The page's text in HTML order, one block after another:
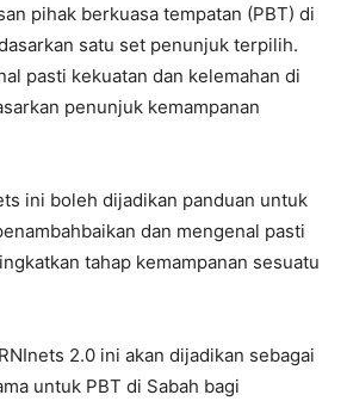
pihak berkuasa tempatan (PBT) di
satu set penunjuk terpilih.
pasti kekuatan dan kelemahan di
penunjuk kemampanan
ini boleh dijadikan panduan untuk
dan mengenal pasti
tahap kemampanan sesuatu
2.0 ini akan dijadikan sebagai
untuk PBT di Sabah bagi